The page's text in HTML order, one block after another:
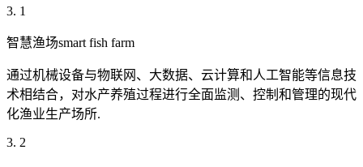
3. 1
智慧渔场smart fish farm
通过机械设备与物联网、大数据、云计算和人工智能等信息技
术相结合，对水产养殖过程进行全面监测、控制和管理的现代
化渔业生产场所.
3. 2